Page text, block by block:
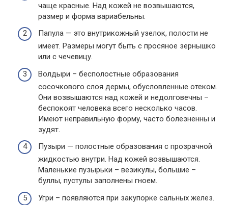
чаще красные. Над кожей не возвышаются,
размер и форма вариабельны.
Папула — это внутрикожный узелок, полости не
имеет. Размеры могут быть с просяное зернышко
или с чечевицу.
Волдыри – бесполостные образования
сосочкового слоя дермы, обусловленные отеком.
Они возвышаются над кожей и недолговечны –
беспокоят человека всего несколько часов.
Имеют неправильную форму, часто болезненны и
зудят.
Пузыри — полостные образования с прозрачной
жидкостью внутри. Над кожей возвышаются.
Маленькие пузырьки – везикулы, большие –
буллы, пустулы заполнены гноем.
Угри – появляются при закупорке сальных желез.